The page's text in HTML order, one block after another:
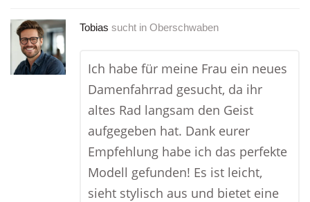
Tobias sucht in Oberschwaben
Ich habe für meine Frau ein neues
Damenfahrrad gesucht, da ihr
altes Rad langsam den Geist
aufgegeben hat. Dank eurer
Empfehlung habe ich das perfekte
Modell gefunden! Es ist leicht,
sieht stylisch aus und bietet eine